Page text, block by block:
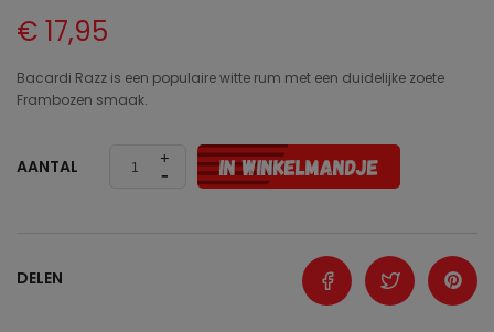
€ 17,95
Bacardi Razz is een populaire witte rum met een duidelijke zoete
Frambozen smaak.
AANTAL IN WINKELMANDJE
DELEN